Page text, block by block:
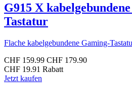
G915 X
Tastatur
Flache kabelgebundene Gaming-
CHF 159.99 CHF 179.90
CHF 19.91 Rabatt
Jetzt kaufen